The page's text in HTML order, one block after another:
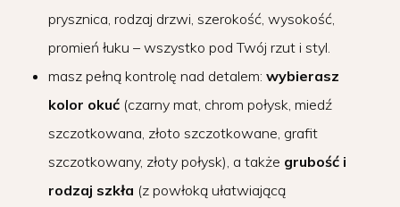
prysznica, rodzaj drzwi, szerokość, wysokość,
promień łuku – wszystko pod Twój rzut i styl.
masz pełną kontrolę nad detalem: wybierasz
kolor okuć (czarny mat, chrom połysk, miedź
szczotkowana, złoto szczotkowane, grafit
szczotkowany, złoty połysk), a także grubość i
rodzaj szkła (z powłoką ułatwiającą